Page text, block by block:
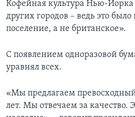
Кофейная культура Нью-Йорка
других городов – ведь это было
поселение, а не британское».
С появлением одноразовой
уравнял всех.
«Мы предлагаем
лет. Мы отвечаем за качество.